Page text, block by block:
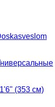
(353 см)